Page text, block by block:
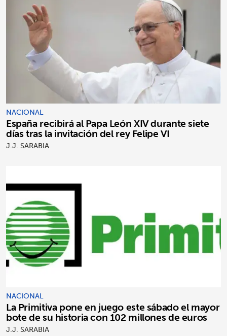
NACIONAL
España recibirá al Papa León XIV durante siete
días tras la invitación del rey Felipe VI
J.J. SARABIA
NACIONAL
La Primitiva pone en juego este sábado el mayor
bote de su historia con 102 millones de euros
J.J. SARABIA